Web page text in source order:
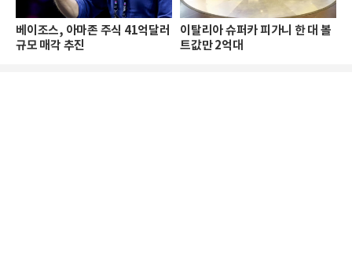
베이조스, 아마존 주식 41억달러
규모 매각 추진
이탈리아 슈퍼카 피가니 한 대 볼
트값만 2억대